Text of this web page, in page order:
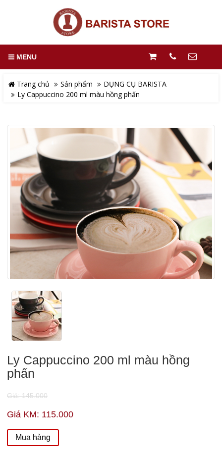
MENU
Trang chủ Sản phẩm
DỤNG CỤ BARISTA
Ly Cappuccino 200 ml màu hồng phấn
Ly Cappuccino 200 ml màu hồng
phấn
Giá: 145.000
Giá KM: 115.000
Mua hàng